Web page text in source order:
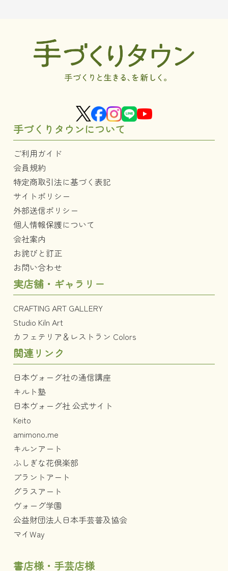
手づくりタウンについて
ご利用ガイド
会員規約
特定商取引法に基づく表記
サイトポリシー
外部送信ポリシー
個人情報保護について
会社案内
お詫びと訂正
お問い合わせ
実店舗・ギャラリー
CRAFTING ART GALLERY
Studio Kiln Art
カフェテリア＆レストラン Colors
関連リンク
日本ヴォーグ社の通信講座
キルト塾
日本ヴォーグ社 公式サイト
Keito
amimono.me
キルンアート
ふしぎな花倶楽部
プラントアート
グラスアート
ヴォーグ学園
公益財団法人日本手芸普及協会
マイWay
書店様・手芸店様